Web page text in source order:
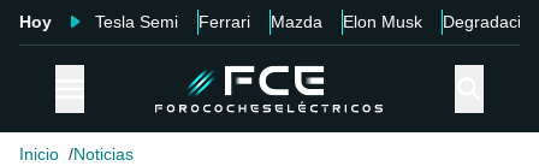
Hoy Tesla Semi Ferrari Mazda Elon Musk Degradación
Inicio Noticias